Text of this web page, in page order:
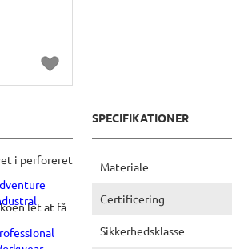
i perforeret
let at få
SPECIFIKATIONER
Materiale
Certificering
Sikkerhedsklasse